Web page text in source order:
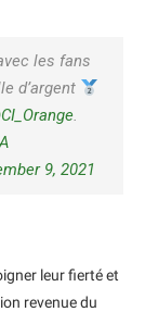
les fans
d’argent
.
9, 2021
leur fierté et
revenue du